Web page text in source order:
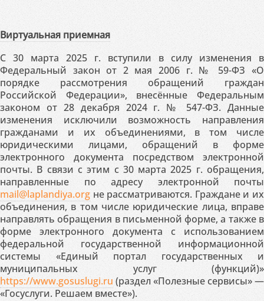
Виртуальная приемная
С 30 марта 2025 г. вступили в силу изменения в
Федеральный закон от 2 мая 2006 г. № 59-ФЗ «О
порядке рассмотрения обращений граждан
Российской Федерации», внесённые Федеральным
законом от 28 декабря 2024 г. № 547-ФЗ. Данные
изменения исключили возможность направления
гражданами и их объединениями, в том числе
юридическими лицами, обращений в форме
электронного документа посредством электронной
почты. В связи с этим с 30 марта 2025 г. обращения,
направленные по адресу электронной почты
mail@laplandiya.org не рассматриваются. Граждане и их
объединения, в том числе юридические лица, вправе
направлять обращения в письменной форме, а также в
форме электронного документа с использованием
федеральной государственной информационной
системы «Единый портал государственных и
муниципальных услуг (функций)»
https://www.gosuslugi.ru (раздел «Полезные сервисы» —
«Госуслуги. Решаем вместе»).